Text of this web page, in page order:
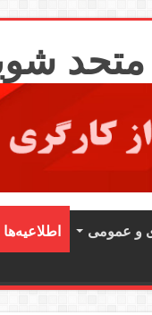
متحد
و عمومی اطلاعیه‌ها